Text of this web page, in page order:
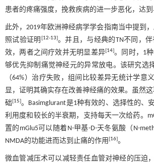
患者的疼痛强度，挽救疾病的进一步恶化，达
此外，2019年欧洲神经病学学会指南当中提到
照试验证明 [12-13]。并且，与经典的TN不同，
效，两者之间疗效并无明显差异[14]。同时，1
够优先抑制痛觉神经元的异常放电。该研究选
（64%）治疗失败，组间比较差异无统计学意
显，证明其确实存在改善神经痛的效果。虽然
础[15]。Basimglurant是1种有效的、选择性的、
利用度和较长的半衰期，支持每天一次给药。
置的mGlu5可以随着N-甲基-D-天冬氨酸（N-
NMDA的功能进而达到止痛的作用 [16]。
微血管减压术可以减轻责任血管对神经的压迫